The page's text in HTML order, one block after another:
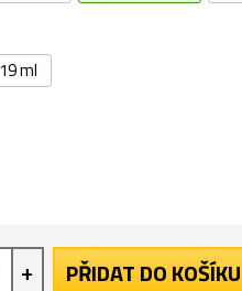
19 ml
+ PŘIDAT DO KOŠÍKU